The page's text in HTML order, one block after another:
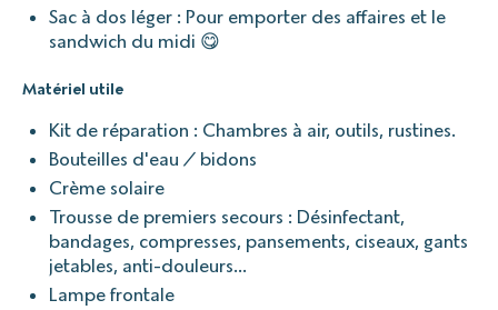
Sac à dos léger : Pour emporter des affaires et le
sandwich du midi 😋
Matériel utile
Kit de réparation : Chambres à air, outils, rustines.
Bouteilles d'eau / bidons
Crème solaire
Trousse de premiers secours : Désinfectant,
bandages, compresses, pansements, ciseaux, gants
jetables, anti-douleurs…
Lampe frontale